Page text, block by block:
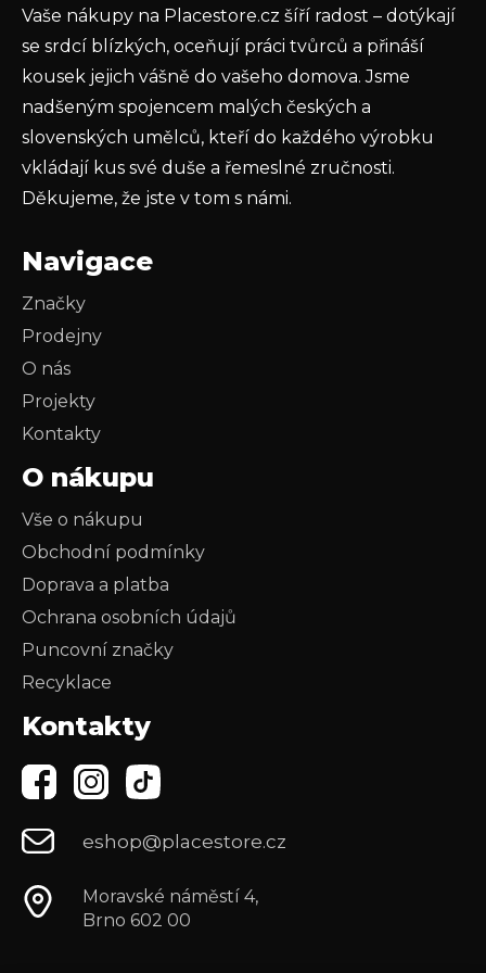
PŘIHLÁSIT SE
Vaše nákupy na Placestore.cz šíří radost – dotýkají
se srdcí blízkých, oceňují práci tvůrců a přináší
kousek jejich vášně do vašeho domova. Jsme
nadšeným spojencem malých českých a
slovenských umělců, kteří do každého výrobku
vkládají kus své duše a řemeslné zručnosti.
Děkujeme, že jste v tom s námi.
Navigace
Značky
Prodejny
O nás
Projekty
Kontakty
O nákupu
Vše o nákupu
Obchodní podmínky
Doprava a platba
Ochrana osobních údajů
Puncovní značky
Recyklace
Kontakty
eshop@placestore.cz
Moravské náměstí 4,
Brno 602 00